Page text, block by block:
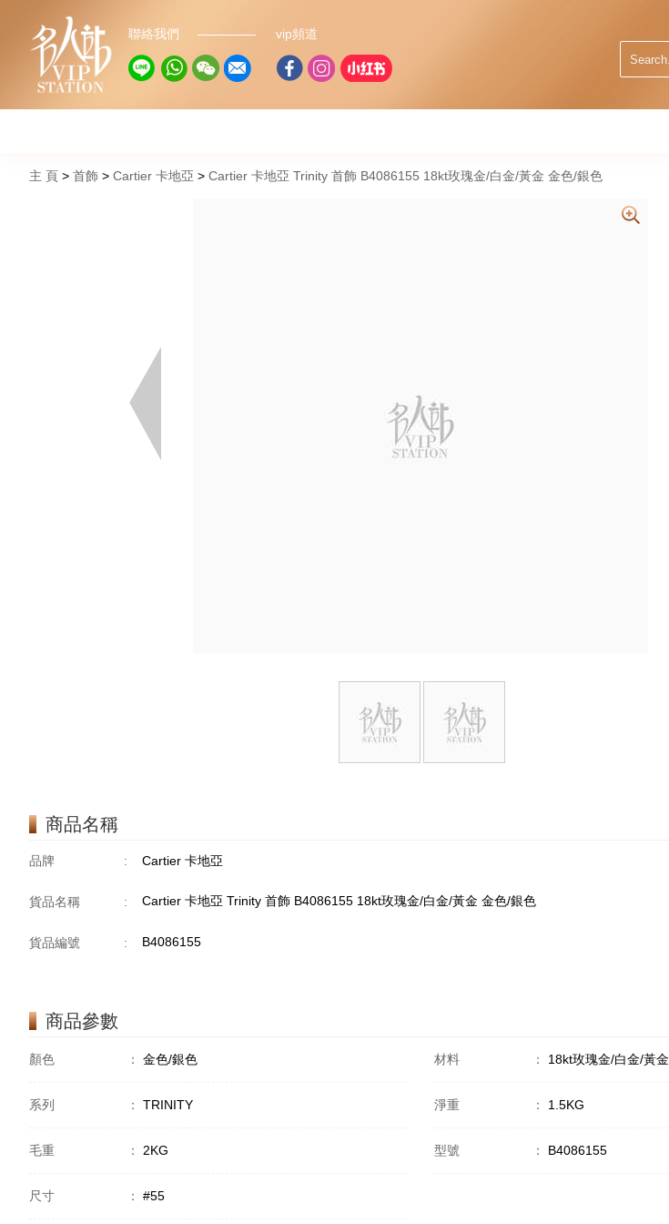
聯絡我們 vip頻道
主 頁 首飾 Cartier 卡地亞 Cartier 卡地亞 Trinity 首飾 B4086155 18kt玫瑰金/白金/黃金 金色/銀色
商品名稱
品牌 : Cartier 卡地亞
貨品名稱 : Cartier 卡地亞 Trinity 首飾 B4086155 18kt玫瑰金/白金/黃金 金色/銀色
貨品編號 : B4086155
商品參數
顏色 ： 金色/銀色 材料 ： 18kt玫瑰金/白金/黃金
系列 ： TRINITY 淨重 ： 1.5KG
毛重 ： 2KG 型號 ： B4086155
尺寸 ： #55